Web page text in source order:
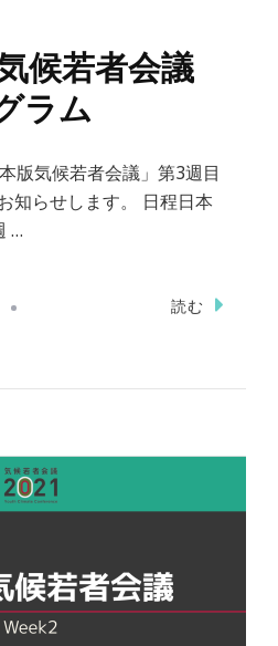
候若者会議
ラム
版気候若者会議」第3週目
知らせします。 日程日本
…
読む